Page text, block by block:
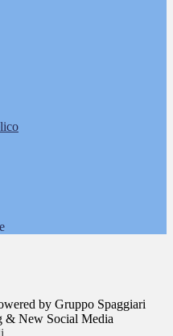
by Gruppo Spaggiari
& New Social Media